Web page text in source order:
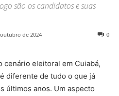
são os candidatos e suas
de 2024 0
cenário eleitoral em Cuiabá,
diferente de tudo o que já
últimos anos. Um aspecto